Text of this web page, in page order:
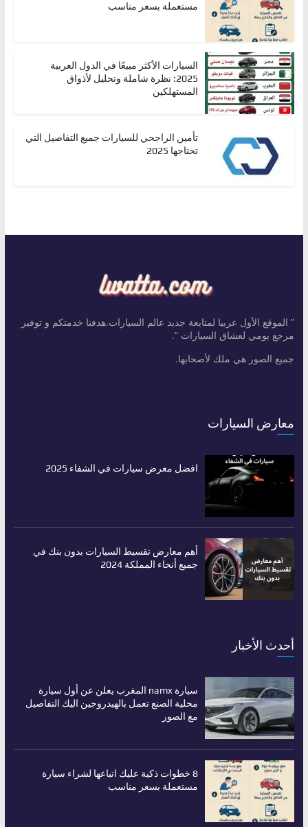
مستعملة بسعر مناسب
السيارات الأكثر مبيعًا في الدول العربية
2025: نظرة شاملة وتحليل لأذواق
المستهلكين
تأمين الراجحي للسيارات جميع التفاصيل التي
تحتاجها 2025
” الموقع الأول عربيا لمتابعة جديد عالم السيارات.هدفنا خدمتكم و توفير
مرجع يومي لعشاق السيارات “.
جميع الصور هي ملك لأصحابها.
معارض السيارات
افضل معرض سيارات في الشفاء 2025
أهم معارض تقسيط السيارات بدون بنك في
جميع أنحاء المملكة 2024
أحدث الأخبار
سيارة namx المغرب يعلن عن أول سيارة
محلية الصنع تعمل بالهيدروجين اليك التفاصيل
مع الصور
8 خطوات ذكية عليك اتباعها لشراء سيارة
مستعملة بسعر مناسب